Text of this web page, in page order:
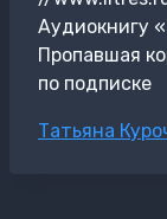
Аудиокнигу
Пропавшая
по подписке
Метки
Татьяна